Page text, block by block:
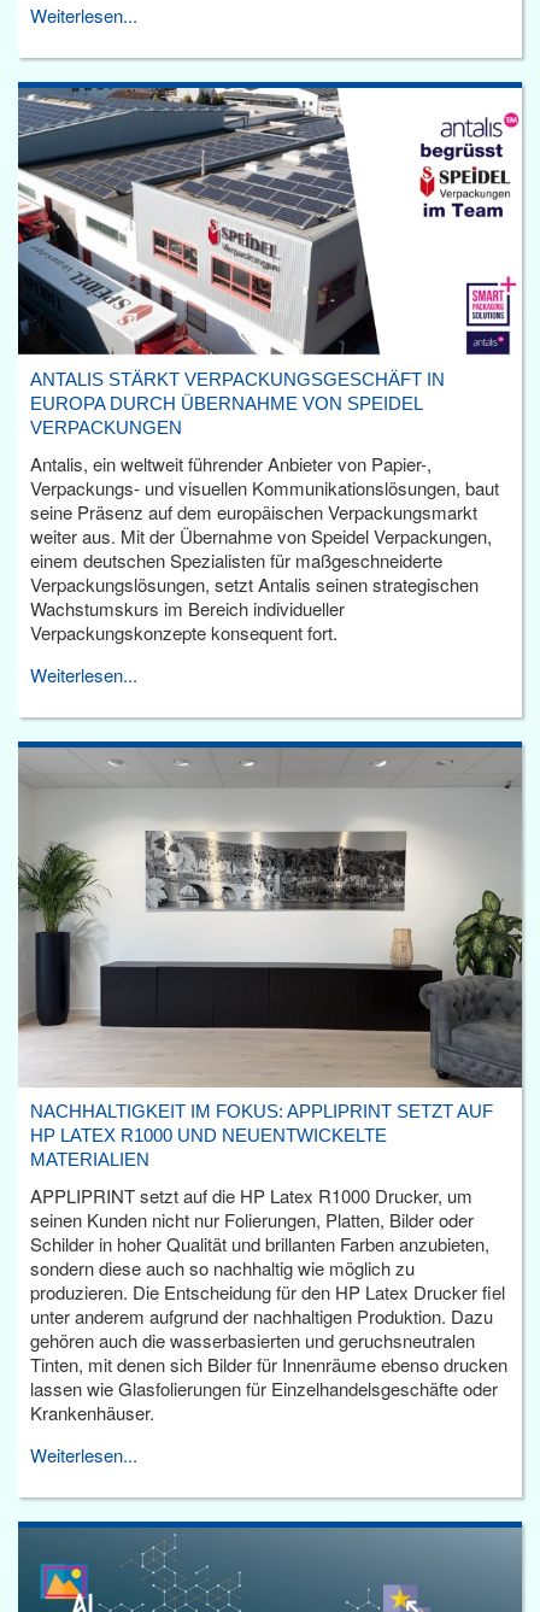
Weiterlesen...
ANTALIS STÄRKT VERPACKUNGSGESCHÄFT IN
EUROPA DURCH ÜBERNAHME VON SPEIDEL
VERPACKUNGEN
Antalis, ein weltweit führender Anbieter von Papier-,
Verpackungs- und visuellen Kommunikationslösungen, baut
seine Präsenz auf dem europäischen Verpackungsmarkt
weiter aus. Mit der Übernahme von Speidel Verpackungen,
einem deutschen Spezialisten für maßgeschneiderte
Verpackungslösungen, setzt Antalis seinen strategischen
Wachstumskurs im Bereich individueller
Verpackungskonzepte konsequent fort.
Weiterlesen...
NACHHALTIGKEIT IM FOKUS: APPLIPRINT SETZT AUF
HP LATEX R1000 UND NEUENTWICKELTE
MATERIALIEN
APPLIPRINT setzt auf die HP Latex R1000 Drucker, um
seinen Kunden nicht nur Folierungen, Platten, Bilder oder
Schilder in hoher Qualität und brillanten Farben anzubieten,
sondern diese auch so nachhaltig wie möglich zu
produzieren. Die Entscheidung für den HP Latex Drucker fiel
unter anderem aufgrund der nachhaltigen Produktion. Dazu
gehören auch die wasserbasierten und geruchsneutralen
Tinten, mit denen sich Bilder für Innenräume ebenso drucken
lassen wie Glasfolierungen für Einzelhandelsgeschäfte oder
Krankenhäuser.
Weiterlesen...